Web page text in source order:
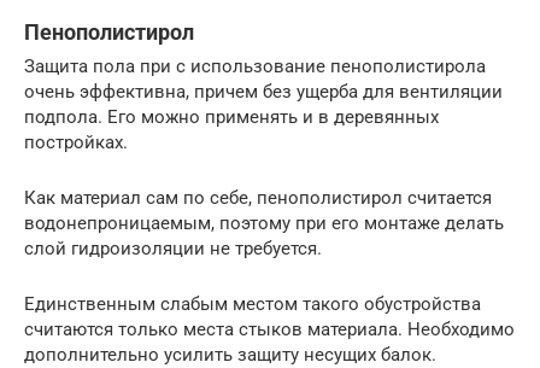
Пенополистирол
Защита пола при с использование пенополистирола
очень эффективна, причем без ущерба для вентиляции
подпола. Его можно применять и в деревянных
постройках.
Как материал сам по себе, пенополистирол считается
водонепроницаемым, поэтому при его монтаже делать
слой гидроизоляции не требуется.
Единственным слабым местом такого обустройства
считаются только места стыков материала. Необходимо
дополнительно усилить защиту несущих балок.